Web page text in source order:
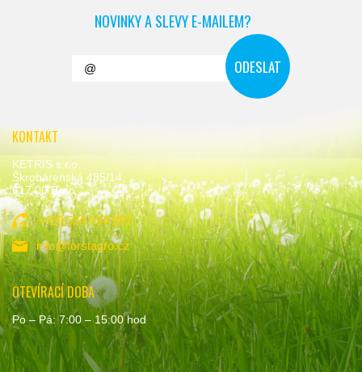
NOVINKY A SLEVY E-MAILEM?
KONTAKT
KETRIS s.r.o.
Škrobárenská 485/14,
617 00 Brno
+420 534 534 992
info@forstagro.cz
OTEVÍRACÍ DOBA
Po – Pá: 7:00 – 15:00 hod